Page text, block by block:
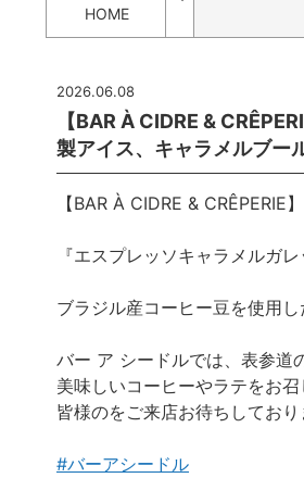
HOME
2026.06.08
【BAR À CIDRE &
製アイス、キャラメルブー
【BAR À CIDRE & CRÊPERIE】
『エスプレッソキャラメルガレ
ブラジル産コーヒー豆を使用
バー ア シードルでは、表参道
美味しいコーヒーやラテをお
皆様のをご来店お待ちしており
#バーアシードル